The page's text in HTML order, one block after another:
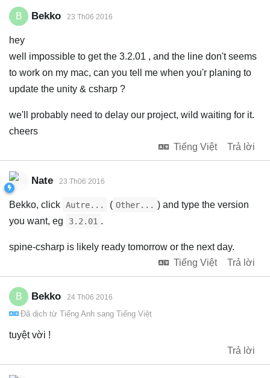
B Bekko 23 Th06 2016
hey
well impossible to get the 3.2.01 , and the line don't seems
to work on my mac, can you tell me when you'r planing to
update the unity & csharp ?
we'll probably need to delay our project, wild waiting for it.
cheers
Tiếng Việt
Trả lời
Nate 23 Th06 2016
Bekko, click Autre... ( Other... ) and type the version
you want, eg
3.2.01 .
spine-csharp is likely ready tomorrow or the next day.
Tiếng Việt
Trả lời
B Bekko 24 Th06 2016
Đã dịch từ Tiếng Anh sang Tiếng Việt
tuyệt vời !
Trả lời